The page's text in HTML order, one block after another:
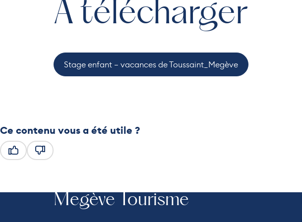
À télécharger
Stage enfant – vacances de Toussaint_Megève
Ce contenu vous a été utile ?
Megève Tourisme